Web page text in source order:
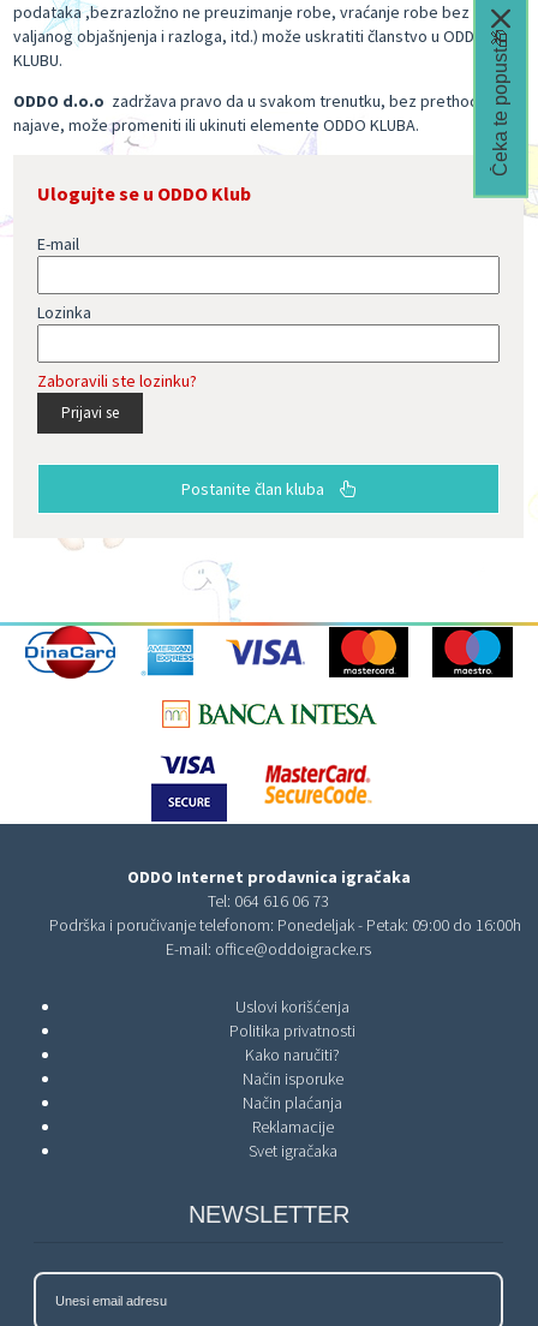
podataka ,bezrazložno ne preuzimanje robe, vraćanje robe bez
valjanog objašnjenja i razloga, itd.) može uskratiti članstvo u ODDO
KLUBU.
ODDO d.o.o zadržava pravo da u svakom trenutku, bez prethodne
najave, može promeniti ili ukinuti elemente ODDO KLUBA.
Ulogujte se u ODDO Klub
E-mail
Lozinka
Zaboravili ste lozinku?
Prijavi se
Postanite član kluba
ODDO Internet prodavnica igračaka
Tel: 064 616 06 73
Podrška i poručivanje telefonom: Ponedeljak - Petak: 09:00 do 16:00h
E-mail: office@oddoigracke.rs
Uslovi korišćenja
Politika privatnosti
Kako naručiti?
Način isporuke
Način plaćanja
Reklamacije
Svet igračaka
NEWSLETTER
Čeka te popust🎁